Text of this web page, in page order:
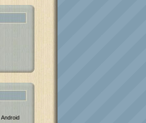
Android